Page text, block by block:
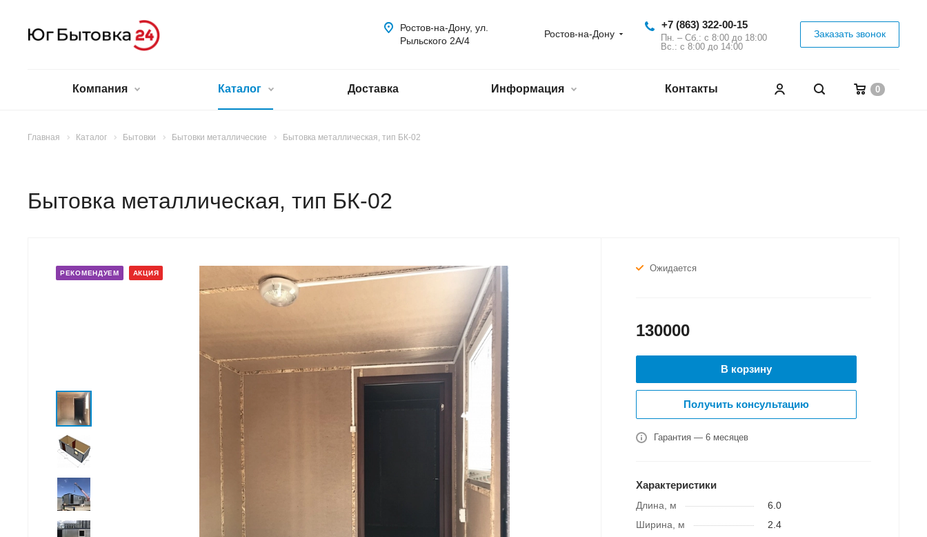
Ростов-на-Дону
+7 (863) 322-00-15
Пн. – Сб.: с 8:00 до 18:00
Вс.: с 8:00 до 14:00
Заказать звонок
Ростов-на-Дону, ул.
Рыльского 2А/4
0
Компания Каталог Доставка Информация Контакты
Главная Каталог Бытовки Бытовки металлические Бытовка металлическая, тип БК-02
Бытовка металлическая, тип БК-02
РЕКОМЕНДУЕМ АКЦИЯ Ожидается
130000
В корзину
Получить консультацию
Гарантия — 6 месяцев
Характеристики
Длина, м
6.0
Ширина, м
2.4